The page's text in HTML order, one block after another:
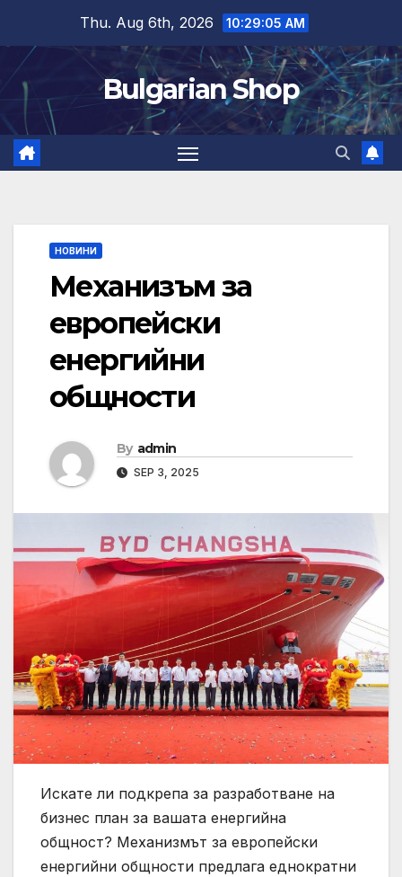
content
Thu. Aug 6th, 2026 10:29:06 AM
Bulgarian Shop
НОВИНИ
Механизъм за
европейски
енергийни
общности
By admin
SEP 3, 2025
Искате ли подкрепа за разработване на
бизнес план за вашата енергийна
общност? Механизмът за европейски
енергийни общности предлага еднократни